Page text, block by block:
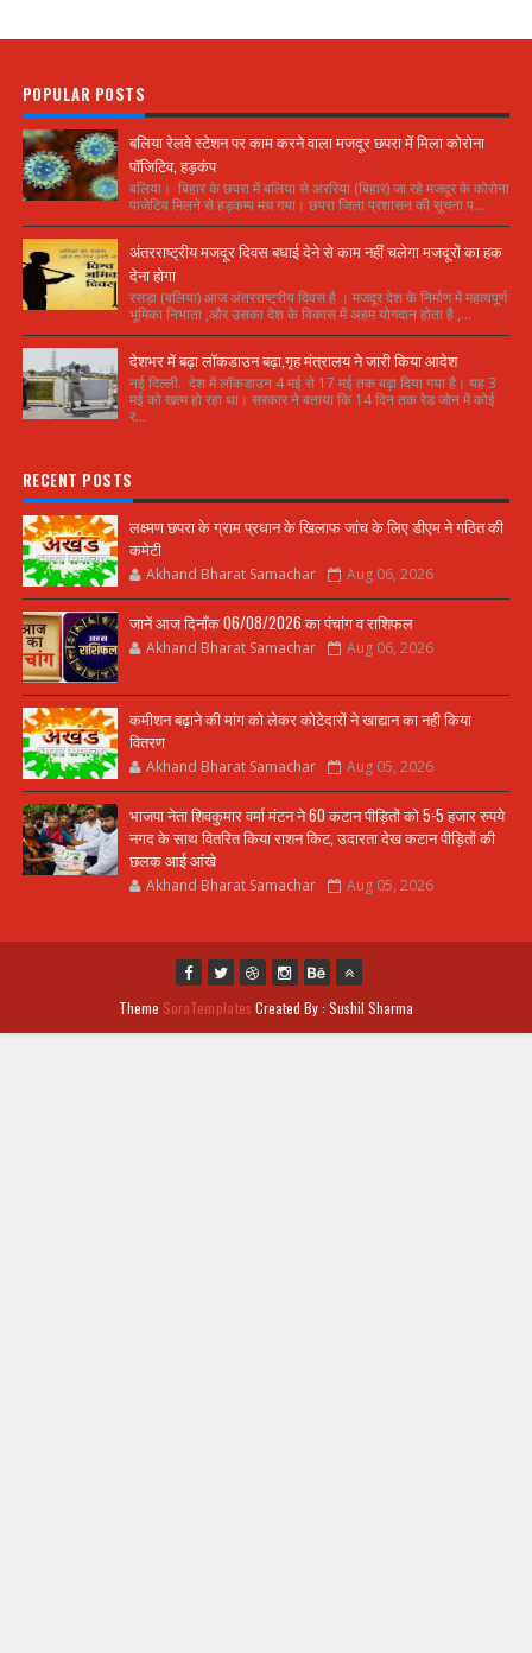
POPULAR POSTS
बलिया रेलवे स्टेशन पर काम करने वाला मजदूर छपरा में मिला कोरोना
पॉजिटिव, हड़कंप
बलिया। बिहार के छपरा में बलिया से अररिया (बिहार) जा रहे मजदूर के कोरोना
पाजेटिव मिलने से हड़कम्प मच गया। छपरा जिला प्रशासन की सूचना प...
अंतरराष्ट्रीय मजदूर दिवस बधाई देने से काम नहीं चलेगा मजदूरों का हक
देना होगा
रसड़ा (बलिया) आज अंतरराष्ट्रीय दिवस है । मजदूर देश के निर्माण में महत्वपूर्ण
भूमिका निभाता ,और उसका देश के विकास में अहम योगदान होता है ,...
देशभर में बढ़ा लॉकडाउन बढ़ा,गृह मंत्रालय ने जारी किया आदेश
नई दिल्ली. देश में लॉकडाउन 4 मई से 17 मई तक बढ़ा दिया गया है। यह 3
मई को खत्म हो रहा था। सरकार ने बताया कि 14 दिन तक रेड जोन में कोई
र...
RECENT POSTS
लक्ष्मण छपरा के ग्राम प्रधान के खिलाफ जांच के लिए डीएम ने गठित की
कमेटी
Akhand Bharat Samachar Aug 06, 2026
जानें आज दिनाँक 06/08/2026 का पंचांग व राशिफल
Akhand Bharat Samachar Aug 06, 2026
कमीशन बढ़ाने की मांग को लेकर कोटेदारों ने खाद्यान का नही किया
वितरण
Akhand Bharat Samachar Aug 05, 2026
भाजपा नेता शिवकुमार वर्मा मंटन ने 60 कटान पीड़ितों को 5-5 हजार रुपये
नगद के साथ वितरित किया राशन किट, उदारता देख कटान पीड़ितों की
छलक आई आंखे
Akhand Bharat Samachar Aug 05, 2026
Theme SoraTemplates Created By : Sushil Sharma